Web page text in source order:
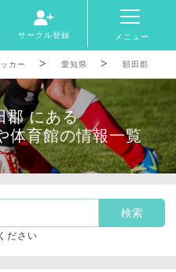
サークル登録 メニュー
カー 愛知県 額田郡
郡 にある
体育館の情報一覧
ださい